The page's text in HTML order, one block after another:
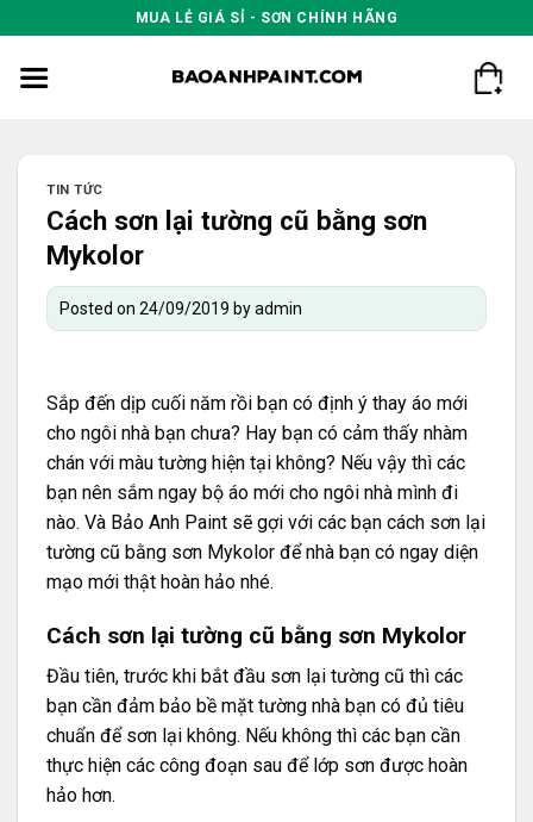
to
content
MUA LẺ GIÁ SỈ - SƠN CHÍNH HÃNG
TIN TỨC
Cách sơn lại tường cũ bằng sơn
Mykolor
Posted on 24/09/2019 byadmin
Sắp đến dịp cuối năm rồi bạn có định ý thay áo mới
cho ngôi nhà bạn chưa? Hay bạn có cảm thấy nhàm
chán với màu tường hiện tại không? Nếu vậy thì các
bạn nên sắm ngay bộ áo mới cho ngôi nhà mình đi
nào. Và Bảo Anh Paint sẽ gợi với các bạn cách sơn lại
tường cũ bằng sơn Mykolor để nhà bạn có ngay diện
mạo mới thật hoàn hảo nhé.
Cách sơn lại tường cũ bằng sơn Mykolor
Đầu tiên, trước khi bắt đầu sơn lại tường cũ thì các
bạn cần đảm bảo bề mặt tường nhà bạn có đủ tiêu
chuẩn để sơn lại không. Nếu không thì các bạn cần
thực hiện các công đoạn sau để lớp sơn được hoàn
hảo hơn.